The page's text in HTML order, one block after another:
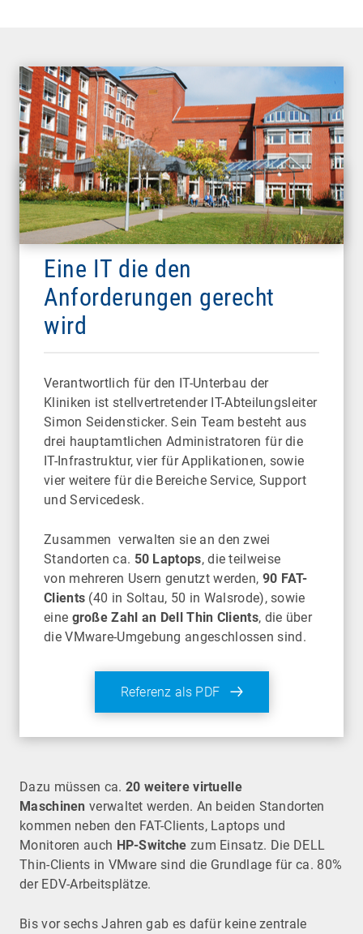
Eine IT die den
Anforderungen gerecht
wird
Verantwortlich für den IT-Unterbau der
Kliniken ist stellvertretender IT-Abteilungsleiter
Simon Seidensticker. Sein Team besteht aus
drei hauptamtlichen Administratoren für die
IT-Infrastruktur, vier für Applikationen, sowie
vier weitere für die Bereiche Service, Support
und Servicedesk.
Zusammen verwalten sie an den zwei
Standorten ca. 50 Laptops, die teilweise
von mehreren Usern genutzt werden, 90 FAT-
Clients (40 in Soltau, 50 in Walsrode), sowie
eine große Zahl an Dell Thin Clients, die über
die VMware-Umgebung angeschlossen sind.
Referenz als PDF
Dazu müssen ca. 20 weitere virtuelle
Maschinen verwaltet werden. An beiden Standorten
kommen neben den FAT-Clients, Laptops und
Monitoren auch HP-Switche zum Einsatz. Die DELL
Thin-Clients in VMware sind die Grundlage für ca. 80%
der EDV-Arbeitsplätze.
Bis vor sechs Jahren gab es dafür keine zentrale